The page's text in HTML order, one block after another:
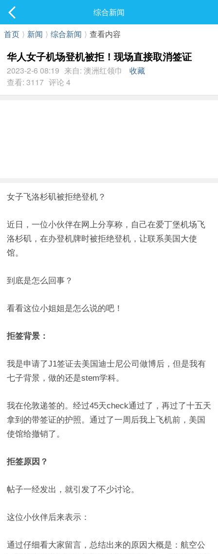
最新发表
综合新闻
首页 ⟩ 新闻 ⟩ 综合新闻 ⟩ 查看内容
华人女子机场登机被拒！现场直接取消签证
2023-2-6 08:19 来自: 澳洲红领巾
收藏
查看: 3117 评论 4
女子飞洛杉矶被拒绝登机？
近日，一位小伙伴在网上分享称，自己在爱丁堡机场飞
洛杉矶，在办登机牌时被拒绝登机，让联系美国大使
馆。
到底是怎么回事？
看看这位小姐姐是怎么说的吧！
拒签背景：
我是申请了J1签证去美国迪士尼公司做博后，但是我有
七子背景，做的还是stem学科。
我在伦敦递签的。经过45天check通过了，再过了十五天
拿到的带签证的护照。通过了一周后我上飞机前，美国
使馆给撤销了。
拒签原因？
帖子一经发出，就引发了不少讨论。
这位小伙伴后来表示：
通过仔细看大家留言，总结出来的原因大概是：航空公